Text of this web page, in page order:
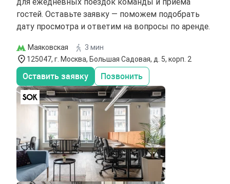
гостей. Оставьте заявку — поможем подобрать
дату просмотра и ответим на вопросы по аренде.
Маяковская
3 мин
125047, г. Москва, Большая Садовая, д. 5, корп. 2
Оставить заявку Позвонить